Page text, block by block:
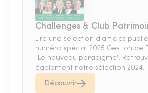
Challenges & Club
Lire une sélection d'articles
numéro spécial 2025 Gestion de
"Le nouveau paradigme".
également notre sélection 2024.
Découvrir